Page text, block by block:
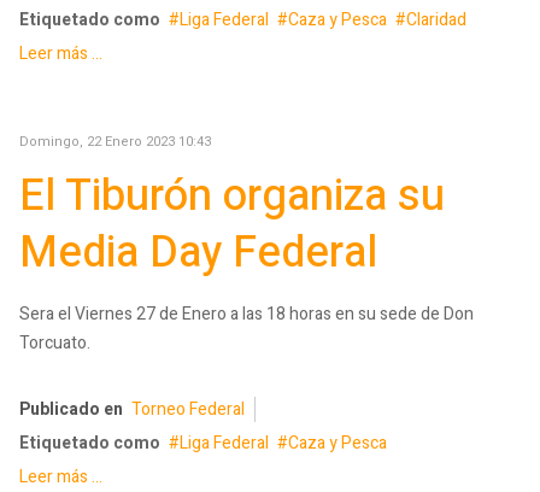
Etiquetado como
Liga Federal Caza y Pesca
Claridad
Leer más ...
Domingo, 22 Enero 2023 10:43
El Tiburón organiza su
Media Day Federal
Sera el Viernes 27 de Enero a las 18 horas en su sede de Don
Torcuato.
Publicado en Torneo Federal
Etiquetado como
Liga Federal
Caza y Pesca
Leer más ...